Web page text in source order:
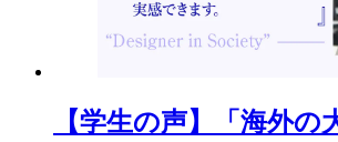
【学生の声】「海外の